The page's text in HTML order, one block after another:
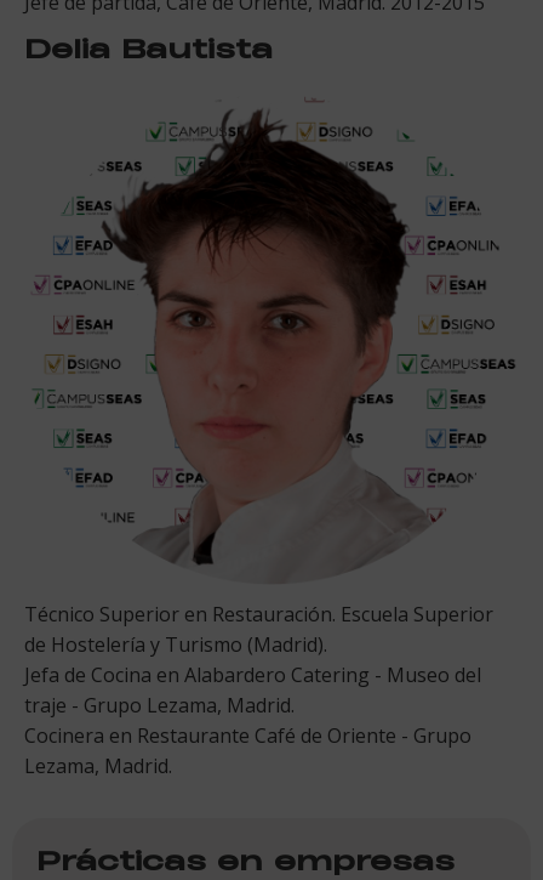
Delia Bautista
Técnico Superior en Restauración. Escuela Superior
de Hostelería y Turismo (Madrid).
Jefa de Cocina en Alabardero Catering - Museo del
traje - Grupo Lezama, Madrid.
Cocinera en Restaurante Café de Oriente - Grupo
Lezama, Madrid.
Prácticas en empresas